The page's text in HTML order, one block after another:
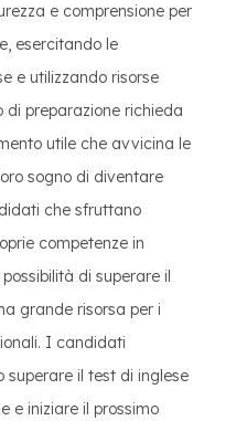
e comprensione per
esercitando le
e utilizzando risorse
di preparazione richieda
utile che avvicina le
sogno di diventare
che sfruttano
competenze in
di superare il
grande risorsa per i
I candidati
il test di inglese
e iniziare il prossimo